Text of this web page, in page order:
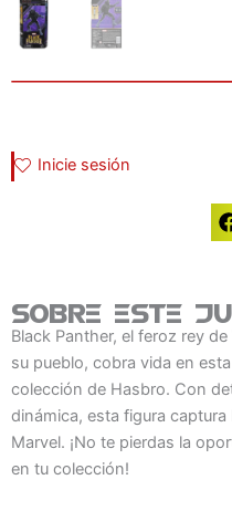
Inicie sesión
Sobre este
Black Panther, el feroz rey
su pueblo, cobra vida en
colección de Hasbro. Con
dinámica, esta figura
Marvel. ¡No te pierdas la
en tu colección!